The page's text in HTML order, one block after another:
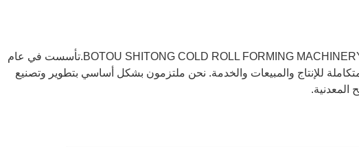
BOTOU SHITONG COLD ROLL FORMING MACHINERY MANUFACTURING CO.، LTD.تأسست في عام
للإنتاج والمبيعات والخدمة. نحن ملتزمون بشكل أساسي بتطوير وتصنيع
المعدنية.